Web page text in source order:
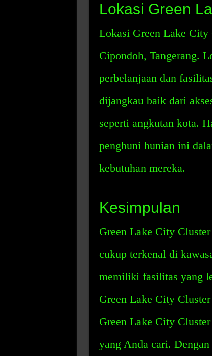
Lokasi Green
Lokasi Green Lake City
Cipondoh, Tangerang.
perbelanjaan dan
dijangkau baik dari
seperti angkutan kota.
penghuni hunian ini
kebutuhan mereka.
Kesimpulan
Green Lake City
cukup terkenal di
memiliki fasilitas yang
Green Lake City
Green Lake City
yang Anda cari.